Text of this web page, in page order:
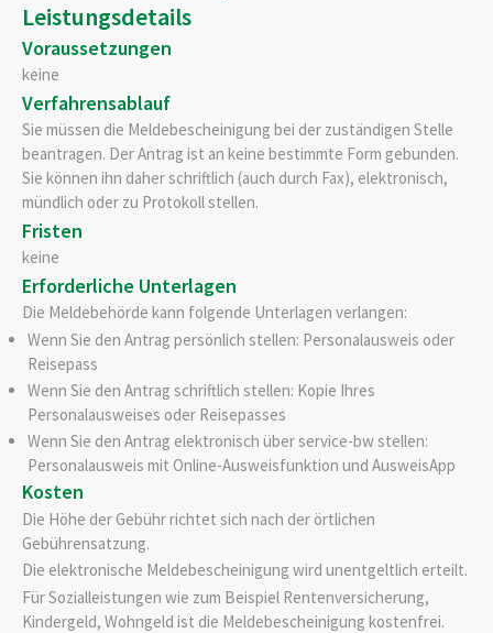
Leistungsdetails
Voraussetzungen
keine
Verfahrensablauf
Sie müssen die Meldebescheinigung bei der zuständigen Stelle
beantragen. Der Antrag ist an keine bestimmte Form gebunden.
Sie können ihn daher schriftlich (auch durch Fax), elektronisch,
mündlich oder zu Protokoll stellen.
Fristen
keine
Erforderliche Unterlagen
Die Meldebehörde kann folgende Unterlagen verlangen:
Wenn Sie den Antrag persönlich stellen: Personalausweis oder
Reisepass
Wenn Sie den Antrag schriftlich stellen: Kopie Ihres
Personalausweises oder Reisepasses
Wenn Sie den Antrag elektronisch über service-bw stellen:
Personalausweis mit Online-Ausweisfunktion und AusweisApp
Kosten
Die Höhe der Gebühr richtet sich nach der örtlichen
Gebührensatzung.
Die elektronische Meldebescheinigung wird unentgeltlich erteilt.
Für Sozialleistungen wie zum Beispiel Rentenversicherung,
Kindergeld, Wohngeld ist die Meldebescheinigung kostenfrei.